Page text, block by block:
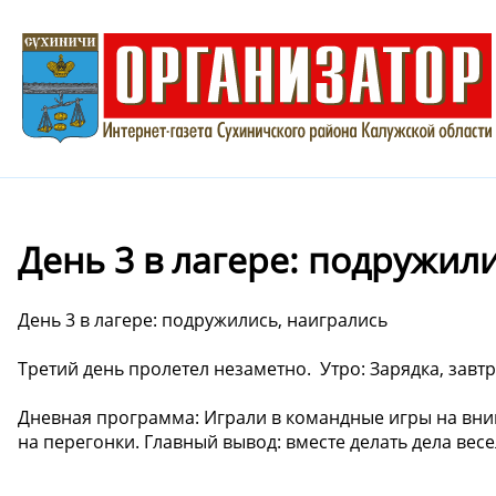
День 3 в лагере:
День 3 в лагере: подружились, наигрались ️
Третий день пролетел незаметно. ️ Утро: Зарядка,
Дневная программа: Играли в командные игры на
на перегонки. Главный вывод: вместе делать дела